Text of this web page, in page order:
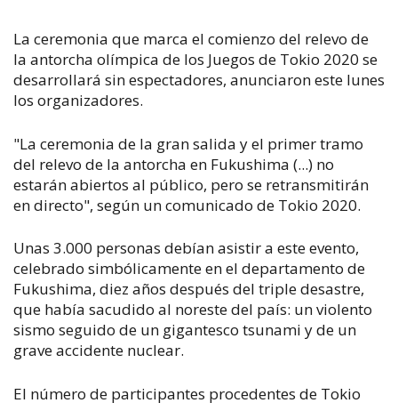
La ceremonia que marca el comienzo del relevo de
la antorcha olímpica de los Juegos de Tokio 2020 se
desarrollará sin espectadores, anunciaron este lunes
los organizadores.
"La ceremonia de la gran salida y el primer tramo
del relevo de la antorcha en Fukushima (...) no
estarán abiertos al público, pero se retransmitirán
en directo", según un comunicado de Tokio 2020.
Unas 3.000 personas debían asistir a este evento,
celebrado simbólicamente en el departamento de
Fukushima, diez años después del triple desastre,
que había sacudido al noreste del país: un violento
sismo seguido de un gigantesco tsunami y de un
grave accidente nuclear.
El número de participantes procedentes de Tokio